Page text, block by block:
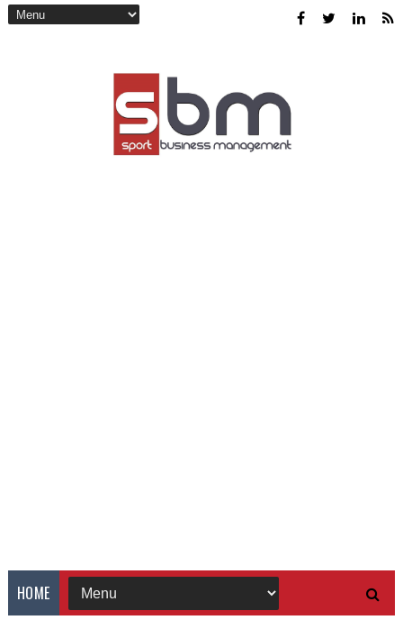
HOME